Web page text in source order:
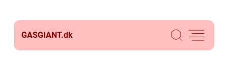
GASGIANT.dk